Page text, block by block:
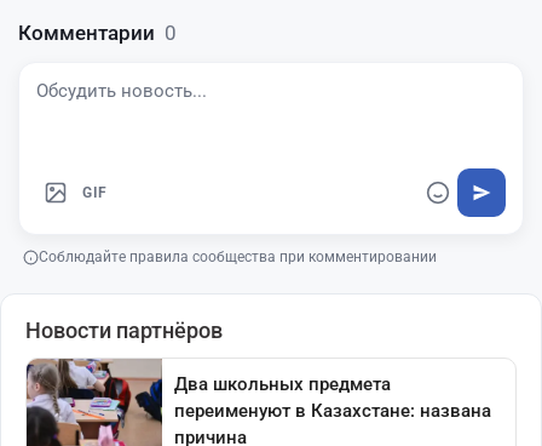
Комментарии 0
GIF
Соблюдайте правила сообщества при комментировании